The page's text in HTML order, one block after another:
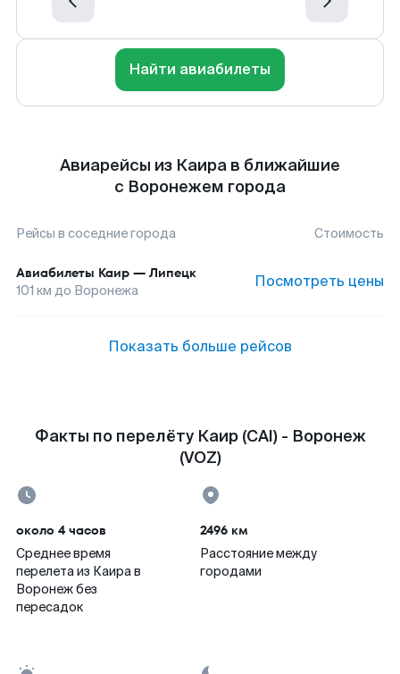
Найти авиабилеты
Авиарейсы из Каира в ближайшие
с Воронежем города
Рейсы в соседние города Стоимость
Авиабилеты Каир — Липецк
101 км до Воронежа Посмотреть цены
Показать больше рейсов
Факты по перелёту Каир (CAI) - Воронеж
(VOZ)
около 4 часов
Среднее время
перелета из Каира в
Воронеж без
пересадок
2496 км
Расстояние между
городами